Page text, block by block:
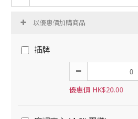
以優惠價加購商品
插牌
優惠價 HK$20.00